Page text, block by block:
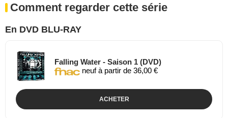
Comment regarder cette série
En DVD BLU-RAY
Falling Water - Saison 1 (DVD)
neuf à partir de 36,00 €
ACHETER